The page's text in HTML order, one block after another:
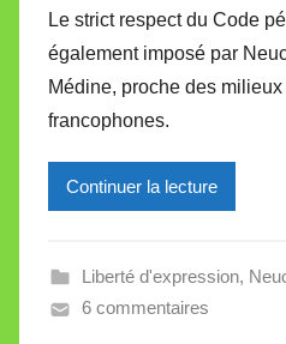
er
M
i
e
Le strict respect du Code
également imposé par
Médine, proche des
francophones.
Continuer la lecture
Liberté d'expression,
6 commentaires